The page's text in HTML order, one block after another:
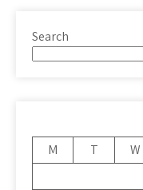
Search
M
T W